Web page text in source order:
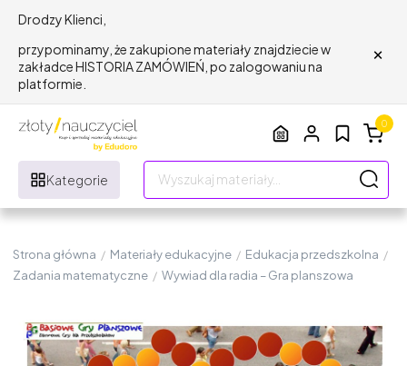
Drodzy Klienci,
przypominamy, że zakupione materiały znajdziecie w
zakładce HISTORIA ZAMÓWIEŃ, po zalogowaniu na
platformie.
×
Kategorie
0
Strona główna / Materiały edukacyjne / Edukacja przedszkolna /
Zadania matematyczne / Wywiad dla radia – Gra planszowa